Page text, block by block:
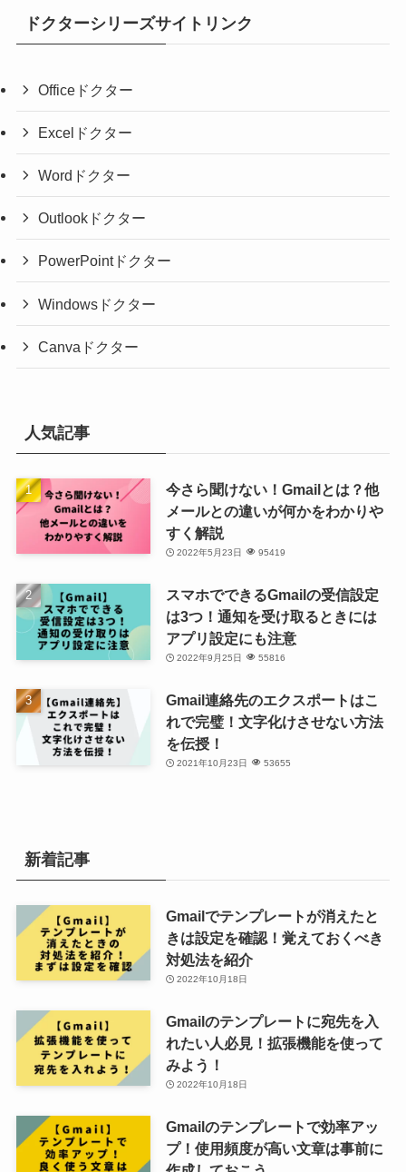
ドクターシリーズサイトリンク
Officeドクター
Excelドクター
Wordドクター
Outlookドクター
PowerPointドクター
Windowsドクター
Canvaドクター
人気記事
今さら聞けない！Gmailとは？他
メールとの違いが何かをわかりや
すく解説
2022年5月23日 95419
スマホでできるGmailの受信設定
は3つ！通知を受け取るときには
アプリ設定にも注意
2022年9月25日 55816
Gmail連絡先のエクスポートはこ
れで完璧！文字化けさせない方法
を伝授！
2021年10月23日 53655
新着記事
Gmailでテンプレートが消えたと
きは設定を確認！覚えておくべき
対処法を紹介
2022年10月18日
Gmailのテンプレートに宛先を入
れたい人必見！拡張機能を使って
みよう！
2022年10月18日
Gmailのテンプレートで効率アッ
プ！使用頻度が高い文章は事前に